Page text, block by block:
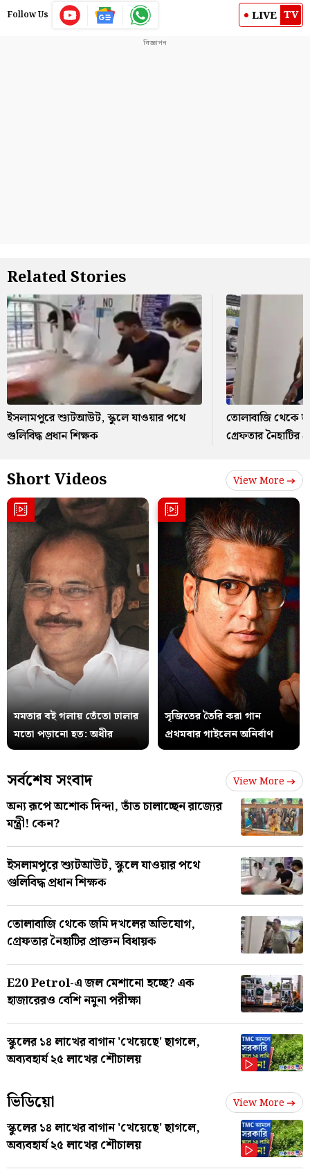
Follow Us LIVE TV
Related Stories
ইসলামপুরে শ্যুটআউট, স্কুলে যাওয়ার পথে
গুলিবিদ্ধ প্রধান শিক্ষক
তোলাবাজি থেকে
গ্রেফতার নৈহাটির
Short Videos View More
মমতার বই গলায় তেঁতো ঢালার
মতো পড়ানো হত: অধীর
সৃজিতের তৈরি করা গান
প্রথমবার গাইলেন অনির্বাণ
সর্বশেষ সংবাদ View More
অন্য রূপে অশোক দিন্দা, তাঁত চালাচ্ছেন রাজ্যের
মন্ত্রী! কেন?
ইসলামপুরে শ্যুটআউট, স্কুলে যাওয়ার পথে
গুলিবিদ্ধ প্রধান শিক্ষক
তোলাবাজি থেকে জমি দখলের অভিযোগ,
গ্রেফতার নৈহাটির প্রাক্তন বিধায়ক
E20 Petrol-এ জল মেশানো হচ্ছে? এক
হাজারেরও বেশি নমুনা পরীক্ষা
স্কুলের ১৪ লাখের বাগান 'খেয়েছে' ছাগলে,
অব্যবহার্য ২৫ লাখের শৌচালয়
ভিডিয়ো View More
স্কুলের ১৪ লাখের বাগান 'খেয়েছে' ছাগলে,
অব্যবহার্য ২৫ লাখের শৌচালয়